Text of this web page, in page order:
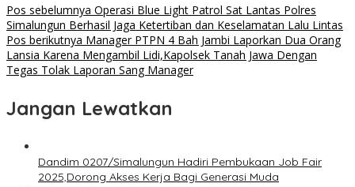
Pos sebelumnya Operasi Blue Light Patrol Sat Lantas Polres
Simalungun Berhasil Jaga Ketertiban dan Keselamatan Lalu Lintas
Pos berikutnya Manager PTPN 4 Bah Jambi Laporkan Dua Orang
Lansia Karena Mengambil Lidi,Kapolsek Tanah Jawa Dengan
Tegas Tolak Laporan Sang Manager
Jangan Lewatkan
Dandim 0207/Simalungun Hadiri Pembukaan Job Fair
2025,Dorong Akses Kerja Bagi Generasi Muda